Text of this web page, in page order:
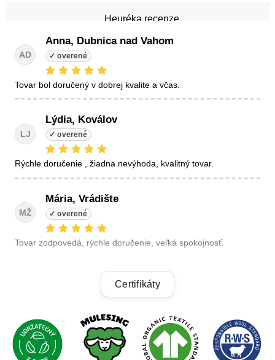
Heuréka recenze
AD
Anna, Dubnica nad Vahom
tovar bol doručený v dobrej kvalite a včas.
LJ
Lýdia, Koválov
Rýchle doručenie , žiadna nevýhoda, kvalitný tovar.
MŽ
Mária, Vrádište
Tovar zodpovedá, rýchle doručenie, veľká spokojnosť.
Linda, Veľký Krtíš
+ kvalitné výrobky, + výhodné ceny, +rýchle dodanie.
Alzbeta, Zatin
Certifikáty